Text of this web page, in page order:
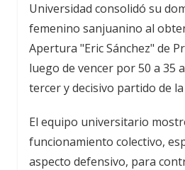
Universidad consolidó su
femenino sanjuanino al
Apertura "Eric Sánchez" de
luego de vencer por 50 a 35
tercer y decisivo partido de
El equipo universitario
funcionamiento colectivo,
aspecto defensivo, para